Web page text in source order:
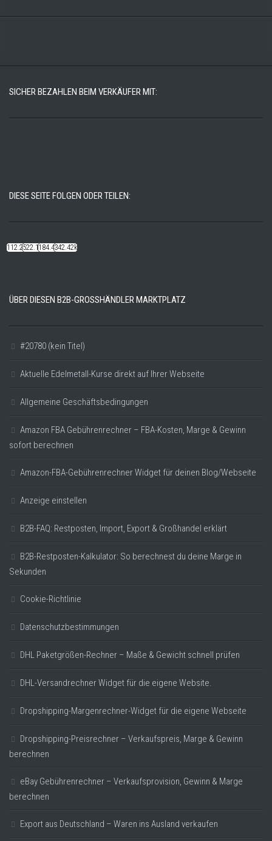
SICHER BEZAHLEN BEIM VERKÄUFER MIT:
DIESE SEITE FOLGEN ODER TEILEN:
112.22k522.14k184.48k342.42k
ÜBER DIESEN B2B-GROSSHÄNDLER MARKTPLATZ
#20780 (kein Titel)
Aktuelle Edelmetall-Kurse direkt auf Ihrer Webseite
Allgemeine Geschäftsbedingungen
Amazon FBA Gebührenrechner – FBA-Kosten, Marge & Gewinn
sofort berechnen
Amazon-FBA-Gebührenrechner Widget für deinen Blog/Webseite
Anzeige einstellen
B2B-FAQ: Restposten, Import, Export & Großhandel erklärt
B2B-Restposten-Kalkulator: So berechnest du deine Marge in
Sekunden
Cookie-Richtlinie
Datenschutzbestimmungen
DHL Paketgrößen-Rechner – Maße & Gewicht schnell prüfen
DHL-Versandrechner Widget für die eigene Website.
Dropshipping-Margenrechner-Widget für die eigene Webseite
Dropshipping-Preisrechner – Verkaufspreis, Marge & Gewinn
berechnen
eBay Gebührenrechner – Verkaufsprovision, Gewinn & Marge
berechnen
Export aus Deutschland – Waren ins Ausland verkaufen